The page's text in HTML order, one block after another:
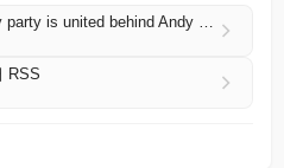
Senior Labour figures say party is united behind Andy Burnham
RSS